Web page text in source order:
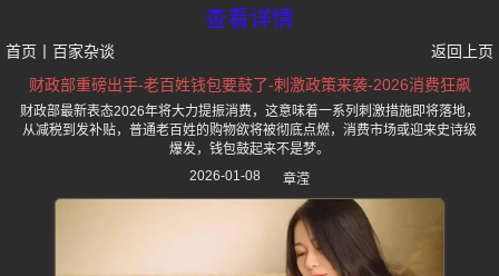
查看详情
首页 百家杂谈
返回上页
财政部重磅出手-老百姓钱包要鼓了-刺激政策来袭-2026消费狂飙
财政部最新表态2026年将大力提振消费，这意味着一系列刺激措施即将落地，
从减税到发补贴，普通老百姓的购物欲将被彻底点燃，消费市场或迎来史诗级
爆发，钱包鼓起来不是梦。
2026-01-08
章滢